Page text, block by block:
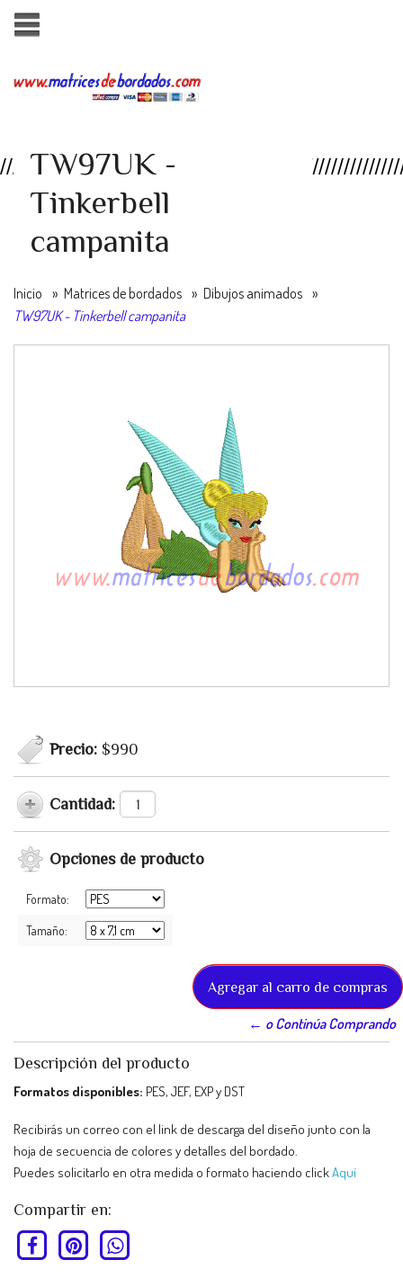
TW97UK -
Tinkerbell
campanita
Inicio » Matrices de bordados » Dibujos animados »
TW97UK - Tinkerbell campanita
Precio: $990
Cantidad:
Opciones de producto
Formato:
Tamaño:
← o Continúa Comprando
Descripción del producto
Formatos disponibles: PES, JEF, EXP y DST
Recibirás un correo con el link de descarga del diseño junto con la
hoja de secuencia de colores y detalles del bordado.
Puedes solicitarlo en otra medida o formato haciendo clickAquí
Compartir en: